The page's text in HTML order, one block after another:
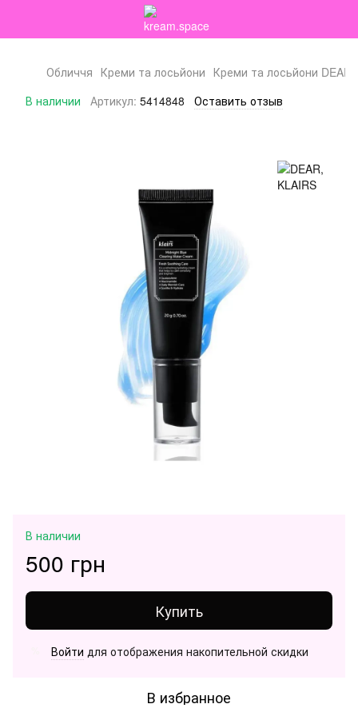
Обличчя Креми та лосьйони Креми та лосьйони DEAR,
В наличии
Артикул: 5414848 Оставить отзыв
В наличии
500 грн
Купить
Войти для отображения накопительной скидки
В избранное